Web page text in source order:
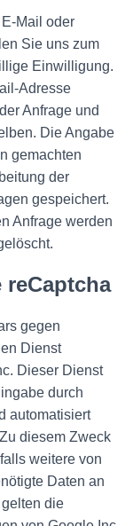
Mail oder
Sie uns zum
Einwilligung.
Adresse
Anfrage und
Die Angabe
gemachten
der
gespeichert.
Anfrage werden
gegen
Dienst
Dieser Dienst
durch
automatisiert
diesem Zweck
weitere von
Daten an
die